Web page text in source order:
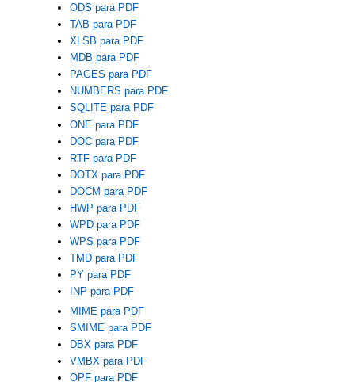
ODS para PDF
TAB para PDF
XLSB para PDF
MDB para PDF
PAGES para PDF
NUMBERS para PDF
SQLITE para PDF
ONE para PDF
DOC para PDF
RTF para PDF
DOTX para PDF
DOCM para PDF
HWP para PDF
WPD para PDF
WPS para PDF
TMD para PDF
PY para PDF
INP para PDF
MIME para PDF
SMIME para PDF
DBX para PDF
VMBX para PDF
OPF para PDF